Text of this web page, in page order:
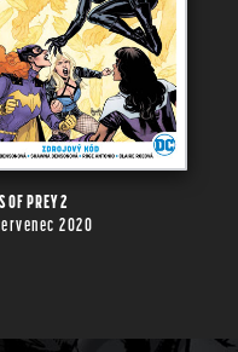
OF PREY 2
2020